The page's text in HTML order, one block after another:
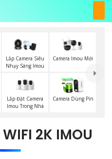
Lắp Camera Siêu
Nhạy Sáng Imou
Camera Imou Mới
Lắp Đặt Camera
Imou Trong Nhà
Camera Dùng Pin
2K IMOU